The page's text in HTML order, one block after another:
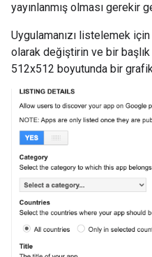
yayınlanmış olması gerekir
Uygulamanızı listelemek
olarak değiştirin ve bir
512x512 boyutunda bir